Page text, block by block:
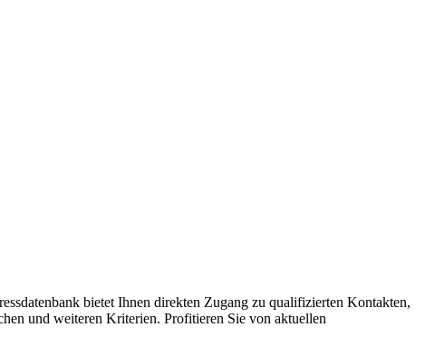
bietet Ihnen direkten Zugang zu qualifizierten Kontakten,
und weiteren Kriterien. Profitieren Sie von aktuellen